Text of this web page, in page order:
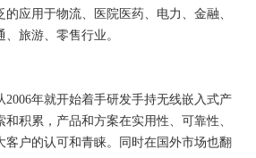
应用于物流、医院医药、电力、金融、
旅游、零售行业。
2006年就开始着手研发手持无线嵌入式产
积累，产品和方案在实用性、可靠性、
客户的认可和青睐。同时在国外市场也翻